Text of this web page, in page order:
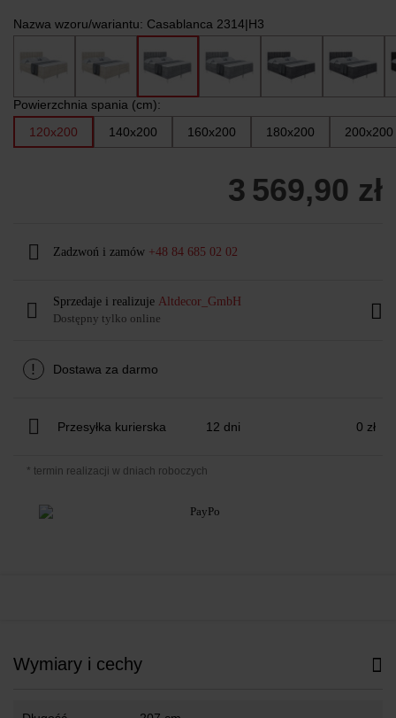
Nazwa wzoru/wariantu: Casablanca 2314|H3
Powierzchnia spania (cm):
120x200
140x200 160x200 180x200 200x200
3 569,90 zł
Zadzwoń i zamów +48 84 685 02 02
Sprzedaje i realizuje Altdecor_GmbH
Dostępny tylko online
! Dostawa za darmo
Przesyłka kurierska 12 dni 0 zł
* termin realizacji w dniach roboczych
Wymiary i cechy